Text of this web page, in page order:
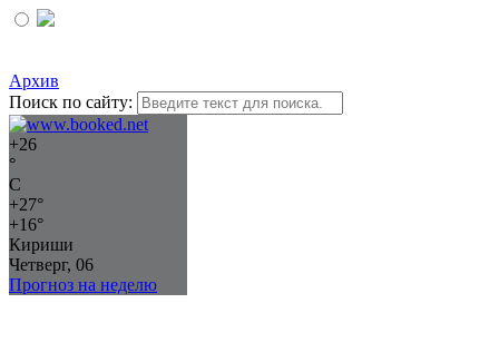
Архив
Поиск по сайту:
+26
°
C
+27°
+16°
Кириши
Четверг, 06
Прогноз на неделю